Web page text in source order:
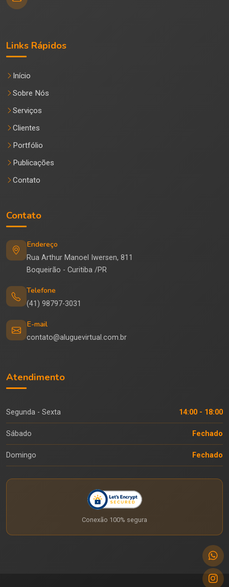
Links Rápidos
Início
Sobre Nós
Serviços
Clientes
Portfólio
Publicações
Contato
Contato
Endereço
Rua Arthur Manoel Iwersen, 811
Boqueirão - Curitiba /PR
Telefone
(41) 98797-3031
E-mail
contato@aluguevirtual.com.br
Atendimento
Segunda - Sexta 14:00 - 18:00
Sábado Fechado
Domingo Fechado
Conexão 100% segura